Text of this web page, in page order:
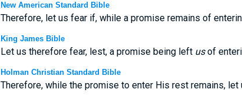
New American Standard Bible
Therefore, let us fear if, while a promise remains of
King James Bible
Let us therefore fear, lest, a promise being left usof
Holman Christian Standard Bible
Therefore, while the promise to enter His rest remains,